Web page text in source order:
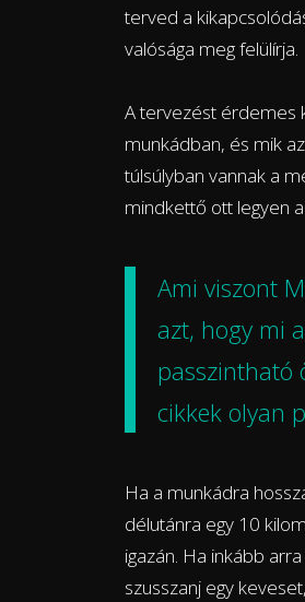
terved a
valósága meg felülírja.
A tervezést érdemes
munkádban, és mik
túlsúlyban vannak a
mindkettő ott legyen
Ami viszont
azt, hogy mi
passzintható
cikkek olyan
Ha a munkádra
délutánra egy 10
igazán. Ha inkább
szusszanj egy